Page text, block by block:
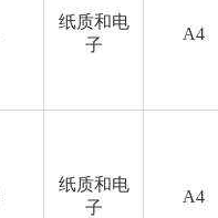
纸质和电
子
A4
纸质和电
子
A4